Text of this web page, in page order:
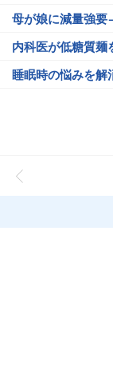
母が娘に減量強
内科医が低糖質麺
睡眠時の悩みを解